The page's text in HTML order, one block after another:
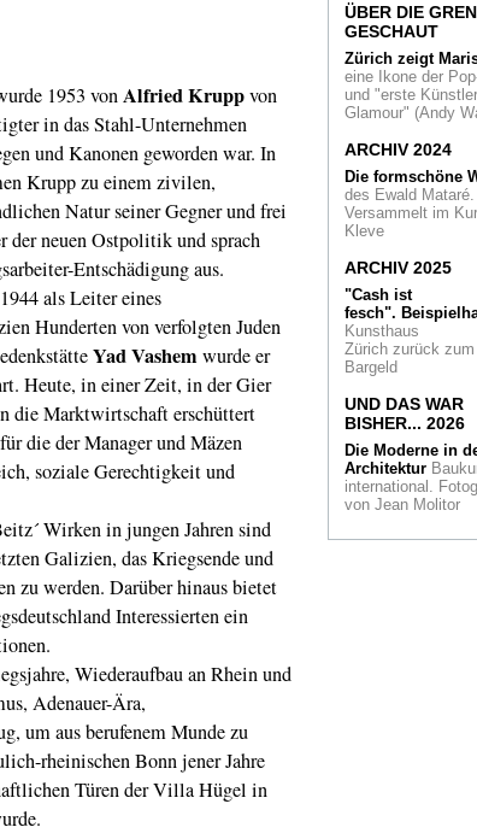
1953 vonAlfried Kruppvon
in das Stahl-Unternehmen
und Kanonen geworden war. In
Krupp zu einem zivilen,
Natur seiner Gegner und frei
der neuen Ostpolitik und sprach
Entschädigung aus.
als Leiter eines
Hunderten von verfolgten Juden
Yad Vashem wurde er
Heute, in einer Zeit, in der Gier
die Marktwirtschaft erschüttert
die der Manager und Mäzen
soziale Gerechtigkeit und
Wirken in jungen Jahren sind
Galizien, das Kriegsende und
zu werden. Darüber hinaus bietet
Interessierten ein
Wiederaufbau an Rhein und
Adenauer-Ära,
um aus berufenem Munde zu
rheinischen Bonn jener Jahre
Türen der Villa Hügel in
Mittelalter
Ende für die
Frauen".
Skulpturengruppe
Museum
wieder vereint
Auszeichnungvom
Internationalen
"Lonelyfingers" im
Museum Abteiberg
Architektur-
Wettbewerb
entschieden. Das
Wallraf-Richartz-
Museum in Köln soll
erweitert werden
Dipolarität- Eine
Ausstellung der
Künstlergruppe
Continent 2000
Katharina
Ausstellung in
ÜBER DIE
GESCHAUT
Zürich zeigt
eine Ikone der
und "erste
Glamour" (Andy
ARCHIV 2024
Die formschöne
des Ewald Mataré.
Versammelt im
Kleve
ARCHIV 2025
"Cash ist
fesch".
Kunsthaus
Zürich zurück zum
Bargeld
UND DAS WAR
BISHER... 2026
Die Moderne in
Architektur
international.
von Jean Molitor